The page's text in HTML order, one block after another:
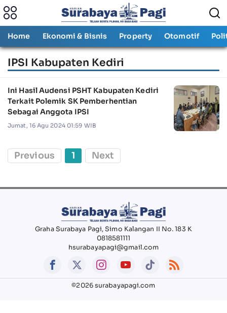
Home Ekonomi & Bisnis Property Otomotif
IPSI Kabupaten Kediri
Ini Hasil Audensi PSHT Kabupaten Kediri
Terkait Polemik SK Pemberhentian
Sebagai Anggota IPSI
Jumat, 16 Agu 2024 01:59 WIB
Previous 1 Next
Graha Surabaya Pagi, Simo Kalangan II No. 183 K
0818581111
hsurabayapagi@gmail.com
©2026 surabayapagi.com